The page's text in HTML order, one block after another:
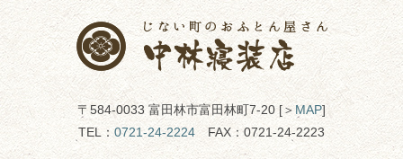
〒584-0033 富田林市富田林町7-20 [＞ MAP]
TEL：0721-24-2224 FAX：0721-24-2223